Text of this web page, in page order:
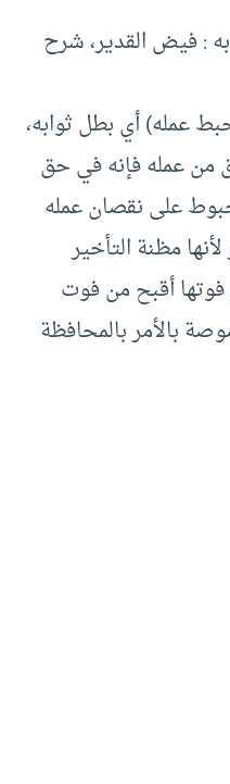
: فيض القدير، شرح
عمله) أي بطل ثوابه،
عمله فإنه في حق
على نقصان عمله
مظنة التأخير
فوتها أقبح من فوت
بالأمر بالمحافظة